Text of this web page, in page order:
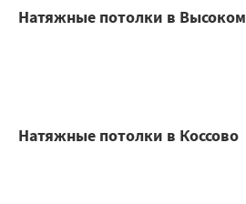
Натяжные потолки в Высоком
Натяжные потолки в Коссово